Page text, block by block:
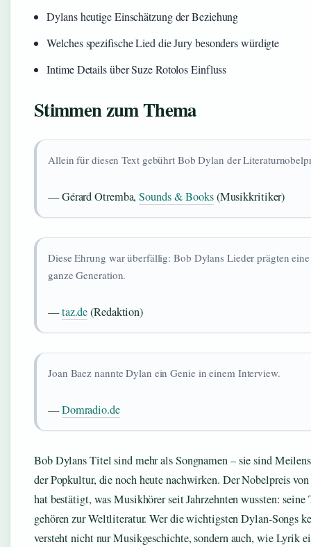
Dylans heutige Einschätzung der Beziehung
Welches spezifische Lied die Jury besonders würdigte
Intime Details über Suze Rotolos Einfluss
Stimmen zum Thema
Allein für diesen Text gebührt Bob Dylan der
— Gérard Otremba,Sounds & Books(Musikkritiker)
Diese Ehrung war überfällig: Bob Dylans Lieder prägten eine
ganze Generation.
—taz.de(Redaktion)
Joan Baez nannte Dylan ein Genie in einem Interview.
—Domradio.de
Bob Dylans Titel sind mehr als Songnamen – sie sind
der Popkultur, die noch heute nachwirken. Der Nobelpreis
hat bestätigt, was Musikhörer seit Jahrzehnten wussten: seine
gehören zur Weltliteratur. Wer die wichtigsten Dylan-Songs
versteht nicht nur Musikgeschichte, sondern auch, wie Lyrik